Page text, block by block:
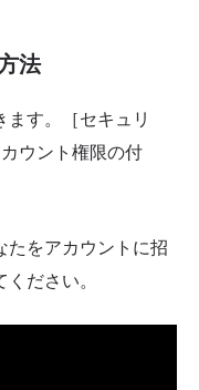
法
ます。［セキュリ
ウント権限の付
たをアカウントに招
ださい。